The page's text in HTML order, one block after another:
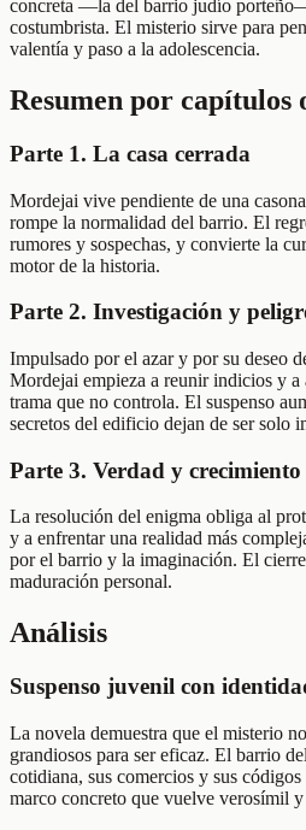
concreta —la del barrio judío
costumbrista. El misterio sirve para
valentía y paso a la adolescencia.
Resumen por capítulos
Parte 1. La casa cerrada
Mordejai vive pendiente de una
rompe la normalidad del barrio. El
rumores y sospechas, y convierte la
motor de la historia.
Parte 2. Investigación y
Impulsado por el azar y por su deseo
Mordejai empieza a reunir indicios y a
trama que no controla. El suspenso
secretos del edificio dejan de ser solo
Parte 3. Verdad y crecimiento
La resolución del enigma obliga al
y a enfrentar una realidad más
por el barrio y la imaginación. El
maduración personal.
Análisis
Suspenso juvenil con
La novela demuestra que el misterio
grandiosos para ser eficaz. El barrio
cotidiana, sus comercios y sus
marco concreto que vuelve verosímil